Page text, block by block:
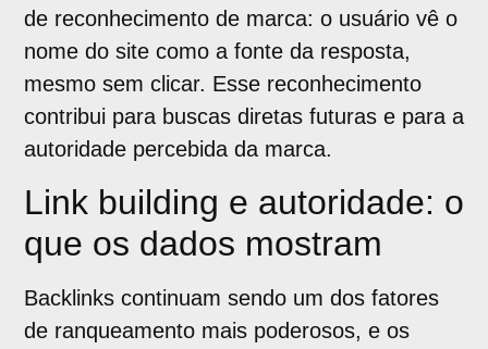
de reconhecimento de marca: o usuário vê o
nome do site como a fonte da resposta,
mesmo sem clicar. Esse reconhecimento
contribui para buscas diretas futuras e para a
autoridade percebida da marca.
Link building e autoridade: o
que os dados mostram
Backlinks continuam sendo um dos fatores
de ranqueamento mais poderosos, e os